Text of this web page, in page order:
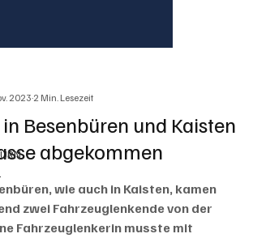
Besenbüren und Kaisten
abgekommen
20232 Min. Lesezeit
Sternen bewertet.
wie auch in Kaisten, kamen
zwei Fahrzeuglenkende von der
Fahrzeuglenkerin musste mit